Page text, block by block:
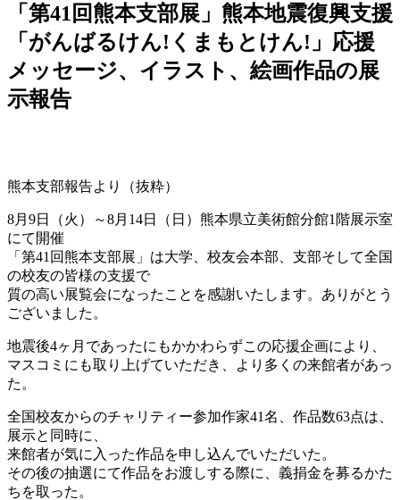
「第41回熊本支部展」熊本地震復興支援
「がんばるけん!くまもとけん!」応援
メッセージ、イラスト、絵画作品の展
示報告
熊本支部報告より（抜粋）
8月9日（火）～8月14日（日）熊本県立美術館分館1階展示室
にて開催
「第41回熊本支部展」は大学、校友会本部、支部そして全国
の校友の皆様の支援で
質の高い展覧会になったことを感謝いたします。ありがとう
ございました。
地震後4ヶ月であったにもかかわらずこの応援企画により、
マスコミにも取り上げていただき、より多くの来館者があっ
た。
全国校友からのチャリティー参加作家41名、作品数63点は、
展示と同時に、
来館者が気に入った作品を申し込んでいただいた。
その後の抽選にて作品をお渡しする際に、義捐金を募るかた
ちを取った。